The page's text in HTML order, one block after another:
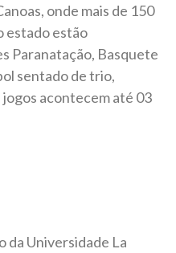
onde mais de 150
estado estão
Paranatação, Basquete
sentado de trio,
acontecem até 03
da Universidade La